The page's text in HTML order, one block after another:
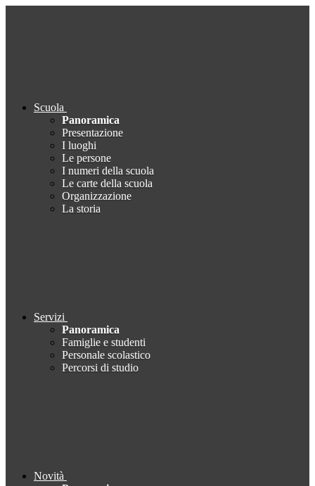
Scuola
Panoramica
Presentazione
I luoghi
Le persone
I numeri della scuola
Le carte della scuola
Organizzazione
La storia
Servizi
Panoramica
Famiglie e studenti
Personale scolastico
Percorsi di studio
Novità